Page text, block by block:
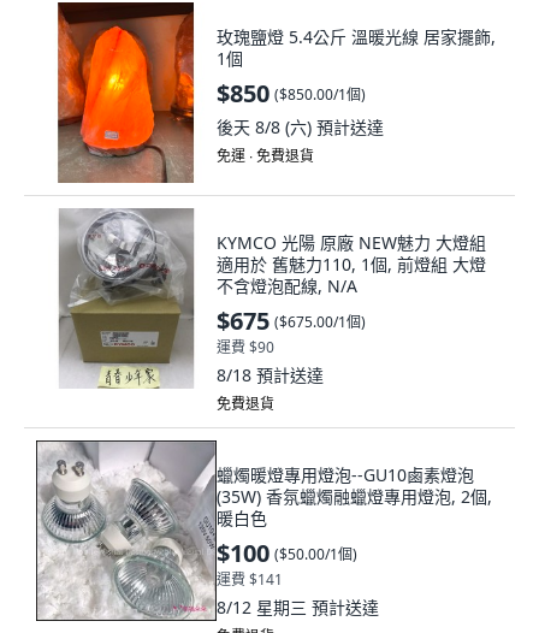
$850
後天 8/8 (六)預計送達
免運 ∙ 免費退貨
不含燈泡配線, N/A
$675 ($675.00/1個
運費 $90
8/18預計送達
免費退貨
暖白色
$100
運費 $141
8/12 星期三 預計送達
免費退貨